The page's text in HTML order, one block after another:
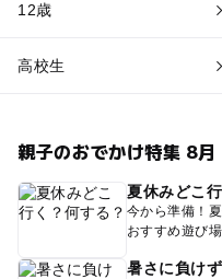
12歳
高校生
親子のおでかけ特集 8月
夏休みどこ
今から準備！
おすすめ遊び
暑さに負け